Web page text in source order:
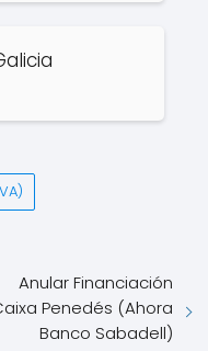
Anular Financiación
Penedés (Ahora
Banco Sabadell)